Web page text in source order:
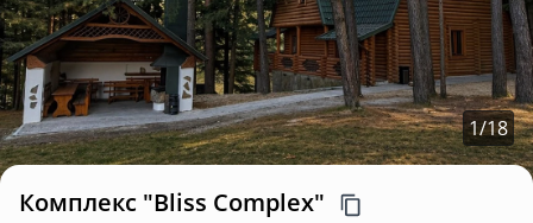
1/18
Комплекс "Bliss Complex"